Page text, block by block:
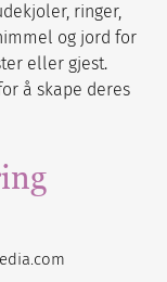
ringer,
og jord for
eller gjest.
å skape deres